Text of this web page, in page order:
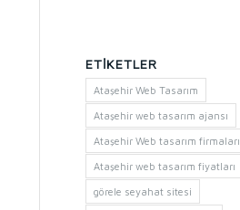
ETIKETLER
Ataşehir Web Tasarım
Ataşehir web tasarım ajansı
Ataşehir Web tasarım firmaları
Ataşehir web tasarım fiyatları
görele seyahat sitesi